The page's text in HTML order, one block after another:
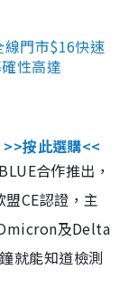
線門市$16快速
性高達
>>按此選購<<
合作推出，
CE認證，主
及Delta
就能知道檢測